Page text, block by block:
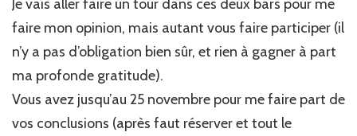
Je vais aller faire un tour dans ces deux bars pour me
faire mon opinion, mais autant vous faire participer (il
n’y a pas d’obligation bien sûr, et rien à gagner à part
ma profonde gratitude).
Vous avez jusqu’au 25 novembre pour me faire part de
vos conclusions (après faut réserver et tout le